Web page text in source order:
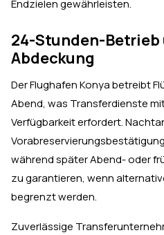
Endzielen gewährleisten.
24-Stunden-
Abdeckung
Der Flughafen Konya betreibt
Abend, was Transferdienste
Verfügbarkeit erfordert.
während später Abend- oder
zu garantieren, wenn
begrenzt werden.
Zuverlässige